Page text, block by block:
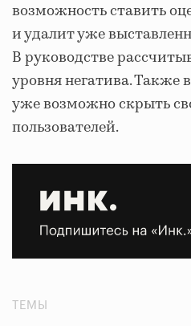
возможность ставить
и удалит уже
В руководстве
уровня негатива. Также
уже возможно скрыть
пользователей.
ТЕМЫ